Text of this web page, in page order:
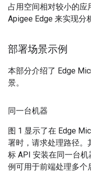
占用空间相对较小的应
Apigee Edge 来实现分
部署场景示例
本部分介绍了 Edge
景。
同一台机器
图 1 显示了在 Edge
署时，请求处理路径。
标 API 安装在同一台
例可用于前端处理多个